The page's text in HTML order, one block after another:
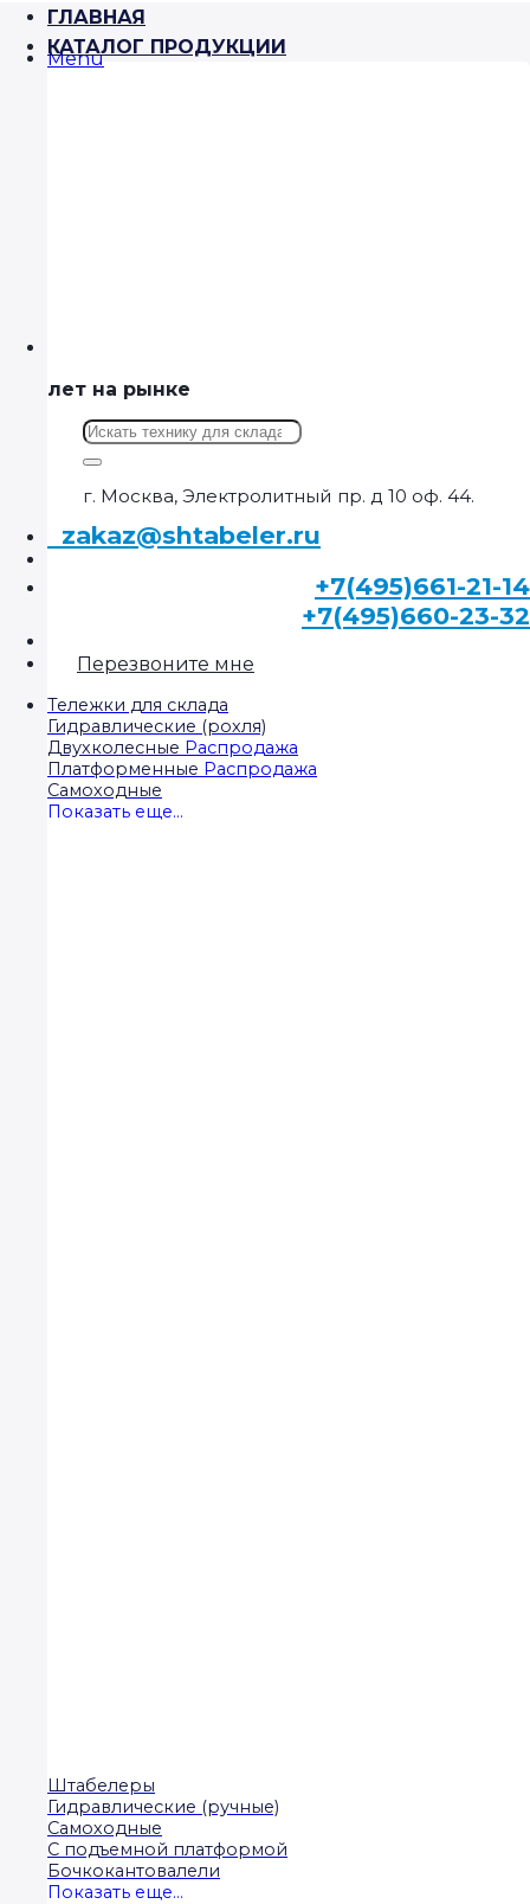
Menu
лет на рынке
Искать:
г. Москва, Электролитный пр. д 10 оф. 44.
zakaz@shtabeler.ru
+7(495)661-21-14
+7(495)660-23-32
Перезвоните мне
ГЛАВНАЯ
КАТАЛОГ ПРОДУКЦИИ
Тележки для склада
Гидравлические (рохля)
Двухколесные
Платформенные
Самоходные
Показать еще...
Штабелеры
Гидравлические (ручные)
Самоходные
С подъемной платформой
Бочкокантовалели
Показать еще...